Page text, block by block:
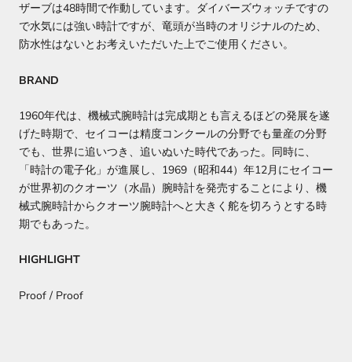
ザーブは48時間で作動しています。ダイバーズウォッチですの
で水気には強い時計ですが、竜頭が当時のオリジナルのため、
防水性はないとお考えいただいた上でご使用ください。
BRAND
1960年代は、機械式腕時計は完成期とも言えるほどの発展を遂
げた時期で、セイコーは精度コンクールの分野でも量産の分野
でも、世界に追いつき、追いぬいた時代であった。同時に、
「時計の電子化」が進展し、1969（昭和44）年12月にセイコー
が世界初のクオーツ（水晶）腕時計を発売することにより、機
械式腕時計からクオーツ腕時計へと大きく舵を切ろうとする時
期でもあった。
HIGHLIGHT
Proof / Proof